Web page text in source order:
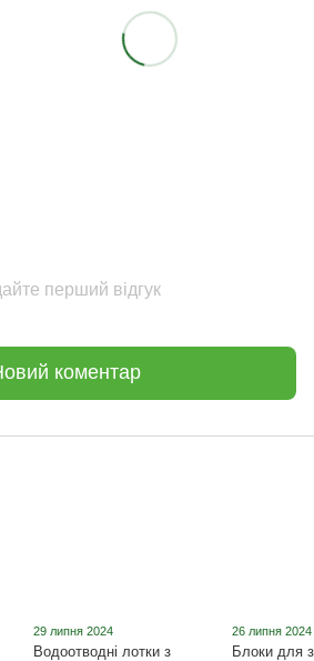
перший відгук
коментар
29 липня 2024
Водоотводні лотки з
26 липня 2024
Блоки для